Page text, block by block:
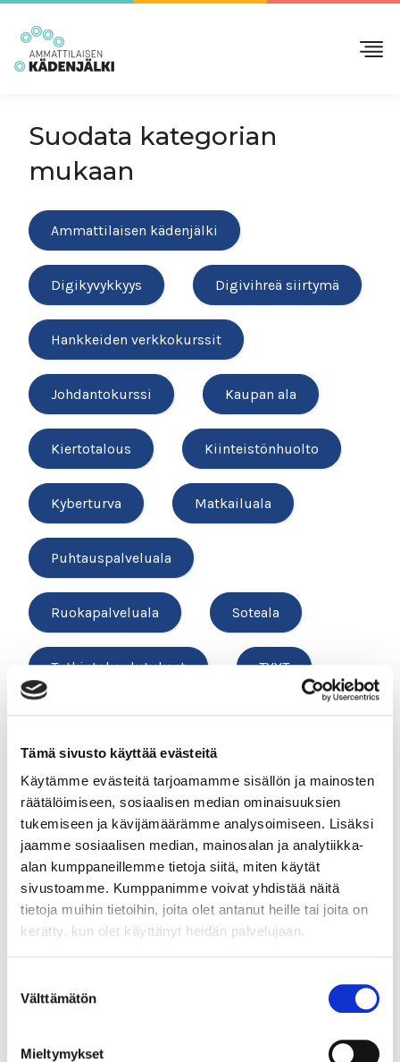
Tämä sivusto käyttää evästeitä
Käytämme evästeitä tarjoamamme sisällön ja mainosten
räätälöimiseen, sosiaalisen median ominaisuuksien
tukemiseen ja kävijämäärämme analysoimiseen. Lisäksi
jaamme sosiaalisen median, mainosalan ja analytiikka-
alan kumppaneillemme tietoja siitä, miten käytät
sivustoamme. Kumppanimme voivat yhdistää näitä
tietoja muihin tietoihin, joita olet antanut heille tai joita on
kerätty, kun olet käyttänyt heidän palvelujaan.
valinta
Välttämätön
Mieltymykset
Suodata kategorian
mukaan
Ammattilaisen kädenjälki
Digikyvykkyys Digivihreä siirtymä
Hankkeiden verkkokurssit
Johdantokurssi Kaupan ala
Kiertotalous Kiinteistönhuolto
Kyberturva Matkailuala
Puhtauspalveluala
Ruokapalveluala Soteala
Tutkintokoulutukset TYYT
Vesihuolto
Vesihuoltomestari
Vesihuoltomestari Tervetuloa opiskelemaan
vesihuoltomestarin koulutusohjelmaan! Mahtavaa, että
haluat kehittää osaamistasi! Koulutuksesta saa tukea
tutkinnon suorittamiseen sekä kattavaa tietoa alasta.